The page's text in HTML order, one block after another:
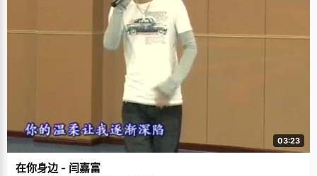
03:23
在你身边 - 闫嘉富